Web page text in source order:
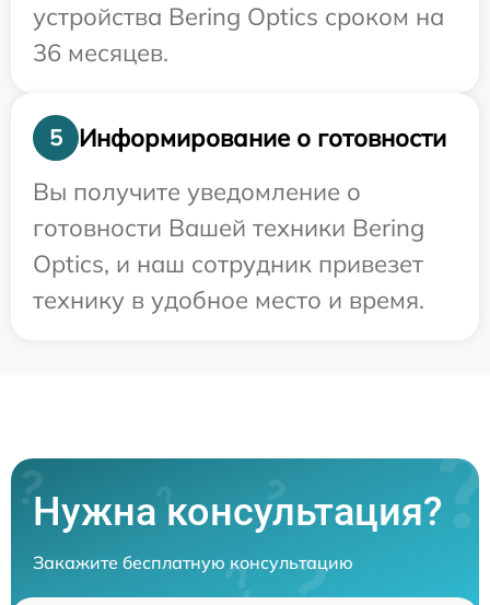
устройства Bering Optics сроком на
36 месяцев.
5
Информирование о готовности
Вы получите уведомление о
готовности Вашей техники Bering
Optics, и наш сотрудник привезет
технику в удобное место и время.
Нужна консультация?
Закажите бесплатную консультацию